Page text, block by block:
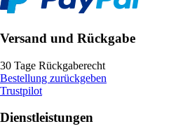
Versand und Rückgabe
30 Tage Rückgaberecht
Bestellung zurückgeben
Trustpilot
Dienstleistungen